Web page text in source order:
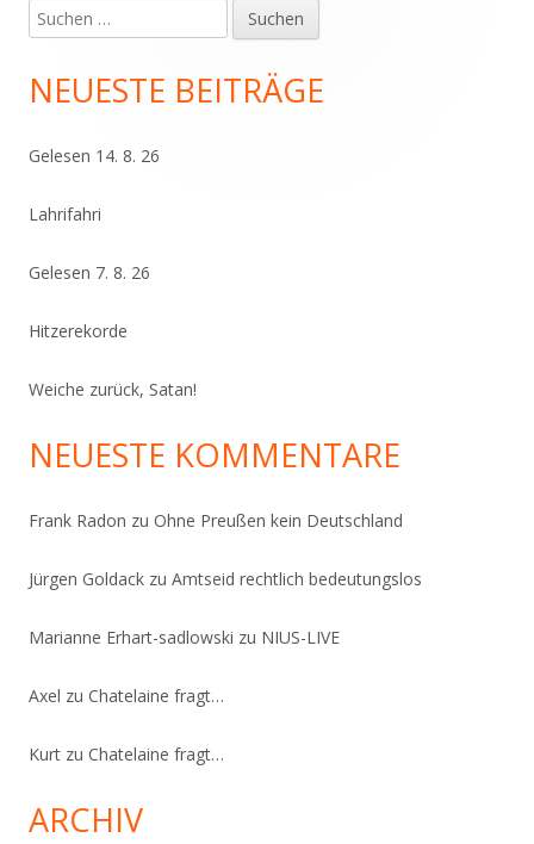
Haupt-
Seitenleiste
Suchen
nach:
NEUESTE BEITRÄGE
Gelesen 14. 8. 26
Lahrifahri
Gelesen 7. 8. 26
Hitzerekorde
Weiche zurück, Satan!
NEUESTE KOMMENTARE
Frank Radon zu Ohne Preußen kein Deutschland
Jürgen Goldack zu Amtseid rechtlich bedeutungslos
Marianne Erhart-sadlowski zu NIUS-LIVE
Axel zu Chatelaine fragt…
Kurt zu Chatelaine fragt…
ARCHIV